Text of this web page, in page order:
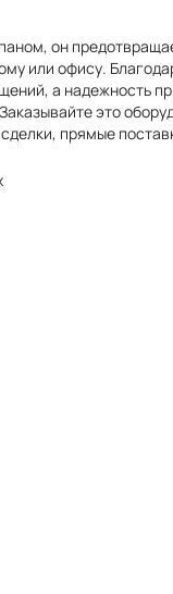
он
или офису.
а надежность
это
прямые